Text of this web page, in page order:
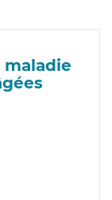
maladie